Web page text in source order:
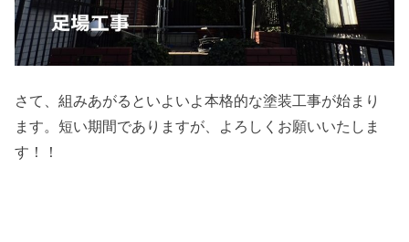
さて、組みあがるといよいよ本格的な塗装工事が始まり
ます。短い期間でありますが、よろしくお願いいたしま
す！！